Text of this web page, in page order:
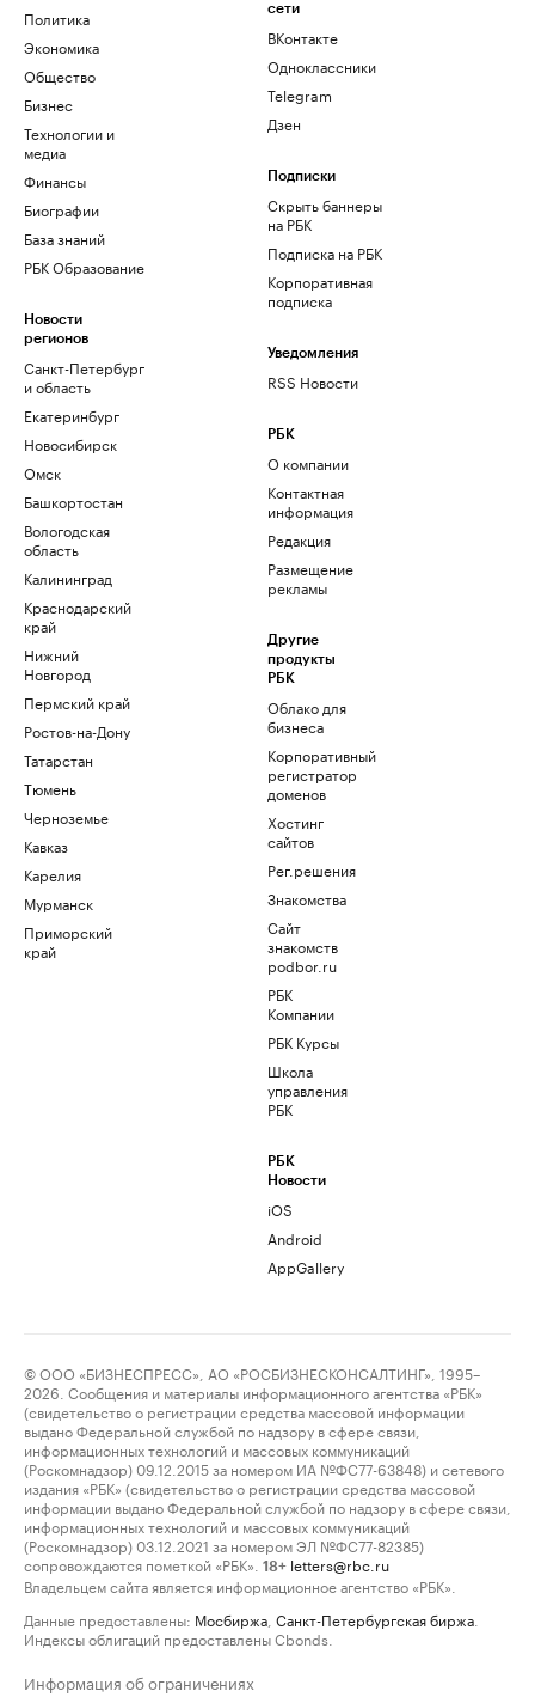
Политика
Экономика
Общество
Бизнес
Технологии и
медиа
Финансы
Биографии
База знаний
РБК Образование
Новости
регионов
Санкт-Петербург
и область
Екатеринбург
Новосибирск
Омск
Башкортостан
Вологодская
область
Калининград
Краснодарский
край
Нижний
Новгород
Пермский край
Ростов-на-Дону
Татарстан
Тюмень
Черноземье
Кавказ
Карелия
Мурманск
Приморский
край
сети
ВКонтакте
Одноклассники
Telegram
Дзен
Подписки
Скрыть баннеры
на РБК
Подписка на РБК
Корпоративная
подписка
Уведомления
RSS Новости
РБК
О компании
Контактная
информация
Редакция
Размещение
рекламы
Другие
продукты
РБК
Облако для
бизнеса
Корпоративный
регистратор
доменов
Хостинг
сайтов
Рег.решения
Знакомства
Сайт
знакомств
podbor.ru
РБК
Компании
РБК Курсы
Школа
управления
РБК
РБК
Новости
iOS
Android
AppGallery
© ООО «БИЗНЕСПРЕСС», АО «РОСБИЗНЕСКОНСАЛТИНГ», 1995–
2026. Сообщения и материалы информационного агентства «РБК»
(свидетельство о регистрации средства массовой информации
выдано Федеральной службой по надзору в сфере связи,
информационных технологий и массовых коммуникаций
(Роскомнадзор) 09.12.2015 за номером ИА №ФС77-63848) и сетевого
издания «РБК» (свидетельство о регистрации средства массовой
информации выдано Федеральной службой по надзору в сфере связи,
информационных технологий и массовых коммуникаций
(Роскомнадзор) 03.12.2021 за номером ЭЛ №ФС77-82385)
сопровождаются пометкой «РБК».
18+ letters@rbc.ru
Владельцем сайта является информационное агентство «РБК».
Данные предоставлены: Мосбиржа Санкт-Петербургская биржа
Индексы облигаций предоставлены Cbonds.
Информация об ограничениях